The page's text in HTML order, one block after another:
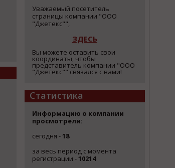
Уважаемый посетитель
страницы компании "ООО
"Джетекс"",
ЗДЕСЬ
Вы можете оставить свои
координаты, чтобы
представитель компании "ООО
"Джетекс"" связался с вами!
Статистика
Информацию о компании
просмотрели:
сегодня -18
за весь период с момента
регистрации -10214